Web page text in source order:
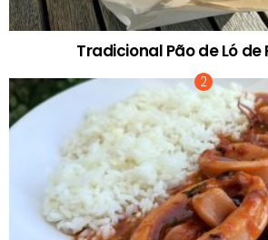
Tradicional Pão de Ló